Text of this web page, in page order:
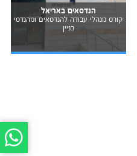
הנדסאים באריאל
קורס מנהלי עבודה להנדסאים ומהנדסי
בניין